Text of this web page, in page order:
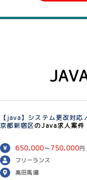
【java】システム更改対応
京都新宿区のJava求人案件
650,000〜750,000円
月
フリーランス
高田馬場